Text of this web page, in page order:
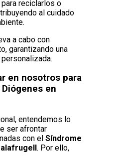
reciclarlos o
al cuidado
a cabo con
garantizando una
en nosotros para
en
entendemos lo
ser afrontar
con el Síndrome
. Por ello,